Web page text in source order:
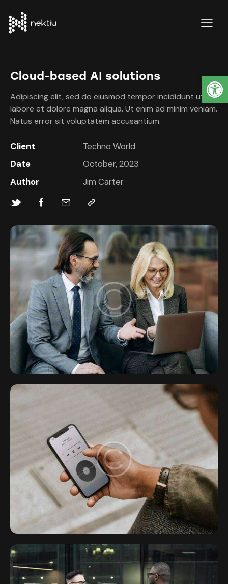
Abrir barra de herramientas
Cloud-based AI solutions
Adipiscing elit, sed do eiusmod tempor incididunt ut
labore et dolore magna aliqua. Ut enim ad minim veniam.
Natus error sit voluptatem accusantium.
Client
Techno World
Date
October, 2023
Author
Jim Carter